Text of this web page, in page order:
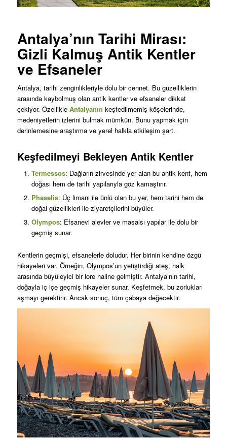
Antalya’nın Tarihi Mirası:
Gizli Kalmuş Antik Kentler
ve Efsaneler
Antalya, tarihi zenginlikleriyle dolu bir cennet. Bu güzelliklerin
arasında kaybolmuş olan antik kentler ve efsaneler dikkat
çekiyor. Özellikle Antalyanın keşfedilmemiş köşelerinde,
medeniyetlerin izlerini bulmak mümkün. Bunu yapmak için
derinlemesine araştırma ve yerel halkla etkileşim şart.
Keşfedilmeyi Bekleyen Antik Kentler
Termessos: Dağların zirvesinde yer alan bu antik kent, hem
doğası hem de tarihi yapılarıyla göz kamaştırır.
Phaselis: Üç limanı ile ünlü olan bu yer, hem tarihi hem de
doğal güzellikleri ile ziyaretçilerini büyüler.
Olympos: Efsanevi alevler ve masalsı yapılar ile dolu bir
geçmiş sunar.
Kentlerin geçmişi, efsanelerle doludur. Her birinin kendine özgü
hikayeleri var. Örneğin, Olympos’un yetiştirdiği ateş, halk
arasında büyüleyici bir lore haline gelmiştir. Antalya’nın tarihi,
doğayla iç içe geçmiş hikayeler sunar. Keşfetmek, bu zorlukları
aşmayı gerektirir. Ancak sonuç, tüm çabaya değecektir.